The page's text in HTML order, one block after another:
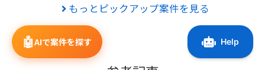
もっとピックアップ案件を見る
🤖AIで案件を探す